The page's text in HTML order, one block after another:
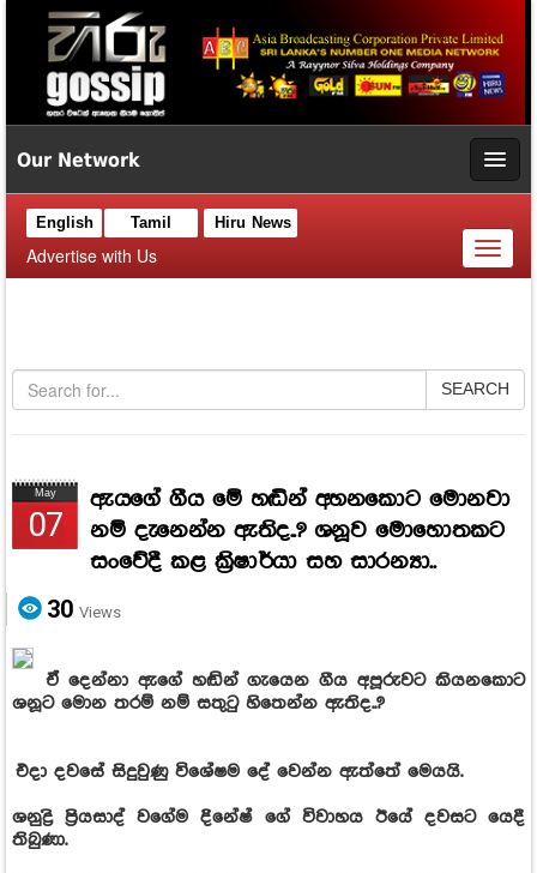
Our Network
English Tamil Hiru News
Advertise with Us
Toggle
SEARCH
May
07
ඇයගේ ගීය මේ හඬින් අහනකොට මොනවා
නම් දැනෙන්න ඇතිද..? ශනූව මොහොතකට
සංවේදී කළ ක්‍රිෂාර්යා සහ සාරන්‍යා..
30 Views
ඒ දෙන්නා ඇගේ හඬින් ගැයෙන ගීය අපූරුවට කියනකොට
ශනූට මොන තරම් නම් සතුටු හිතෙන්න ඇතිද..?
එදා දවසේ සිදුවුණු විශේෂම දේ වෙන්න ඇත්තේ මෙයයි.
ශනුද්‍රි ප්‍රියසාද් වගේම දිනේෂ් ගේ විවාහය ඊයේ දවසට යෙදී
තිබුණා.